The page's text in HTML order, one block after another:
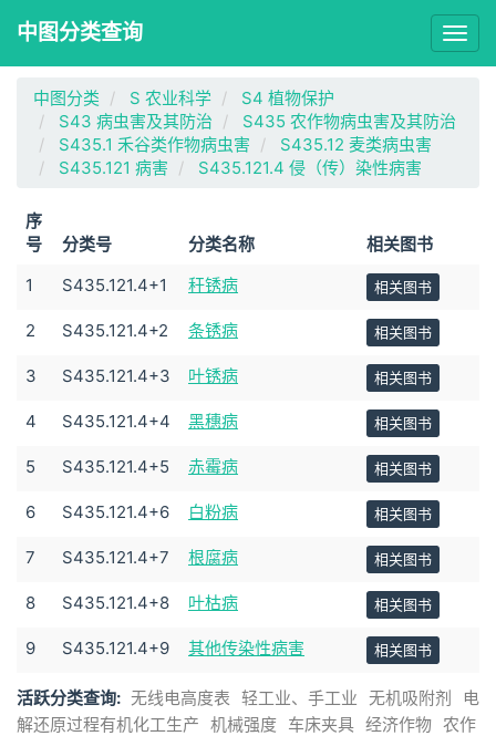
中图分类查询
中图分类 S 农业科学
S4 植物保护
S43 病虫害及其防治
S435 农作物病虫害及其防治
S435.1 禾谷类作物病虫害
S435.12 麦类病虫害
S435.121 病害
S435.121.4 侵（传）染性病害
序
号
分类号 分类名称
相关图书
1
S435.121.4+1 秆锈病 相关图书
2 S435.121.4+2 条锈病 相关图书
3 S435.121.4+3 叶锈病 相关图书
4 S435.121.4+4 黑穗病 相关图书
5 S435.121.4+5 赤霉病 相关图书
6 S435.121.4+6 白粉病 相关图书
7 S435.121.4+7 根腐病 相关图书
8 S435.121.4+8 叶枯病 相关图书
9 S435.121.4+9 其他传染性病害 相关图书
活跃分类查询: 无线电高度表 轻工业、手工业 无机吸附剂
电
解还原过程有机化工生产 机械强度 车床夹具 经济作物 农作